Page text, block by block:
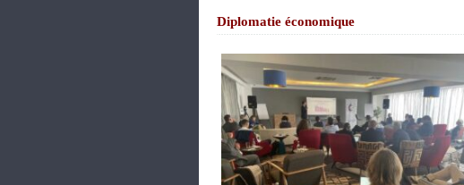
Diplomatie économique